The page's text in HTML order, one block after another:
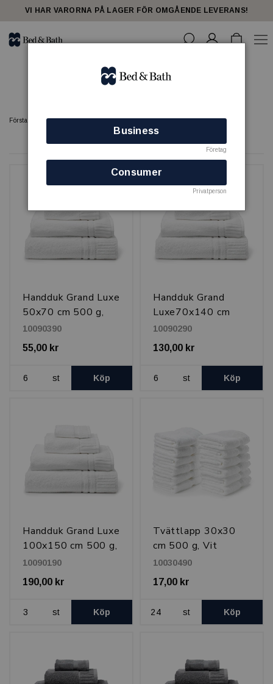
share23VI HAR VARORNA PÅ LAGER FÖR OMGÅENDE LEVERANS!
Handdukar - spa
Förstasidan SPA Handdukar - spa
12 produkter
Handduk Grand Luxe
50x70 cm 500 g,
Vit
10090390
55,00 kr
st Köp
Handduk Grand
Luxe70x140 cm
500 g, Vit
10090290
130,00 kr
st Köp
Handduk Grand Luxe
100x150 cm 500 g,
Vit
10090190
190,00 kr
st Köp
Tvättlapp 30x30
cm 500 g, Vit
10030490
17,00 kr
st Köp
Business
Företag
Consumer
Privatperson